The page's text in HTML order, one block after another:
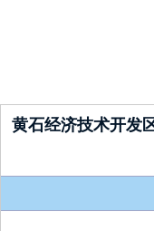
黄石经济技术开发